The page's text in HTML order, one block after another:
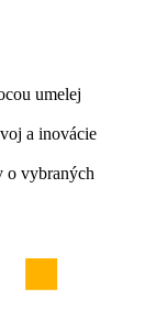
umelej
a inovácie
o vybraných